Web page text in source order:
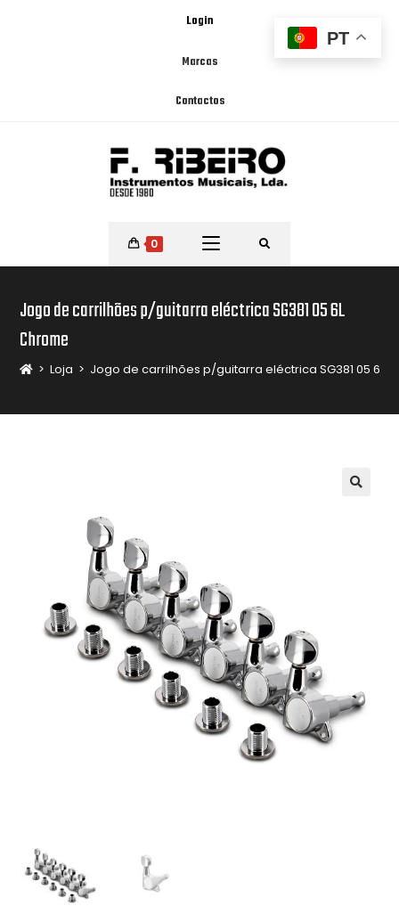
Login
Marcas
Contactos
0
Jogo de carrilhões p/guitarra eléctrica SG381 05 6L
Chrome
> Loja > Jogo de carrilhões p/guitarra eléctrica SG381 05 6L
PT